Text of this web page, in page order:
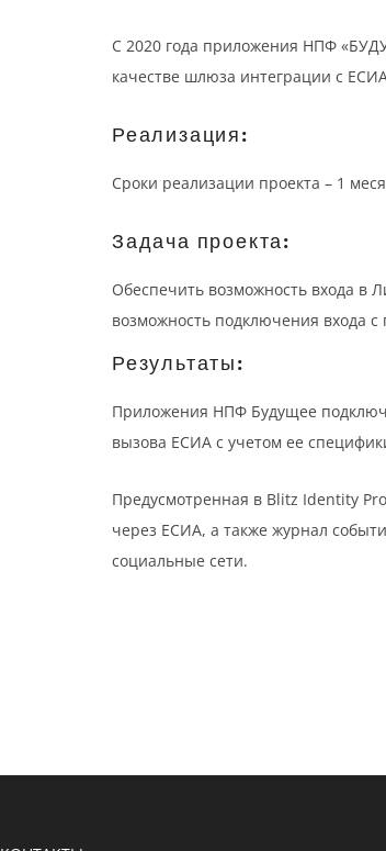
С 2020 года приложения НПФ
качестве шлюза интеграции с
Реализация:
Сроки реализации проекта – 1
Задача проекта:
Обеспечить возможность входа
возможность подключения входа
Результаты:
Приложения НПФ Будущее
вызова ЕСИА с учетом ее
Предусмотренная в Blitz Identity
через ЕСИА, а также журнал
социальные сети.